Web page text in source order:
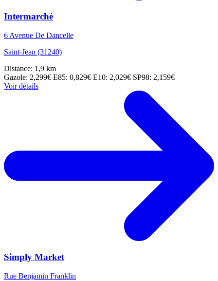
Intermarché
6 Avenue De Dancelle
Saint-Jean (31240)
Distance: 1,9 km
Gazole: 2,299€ E85: 0,829€ E10: 2,029€ SP98: 2,159€
Voir détails
Simply Market
Rue Benjamin Franklin